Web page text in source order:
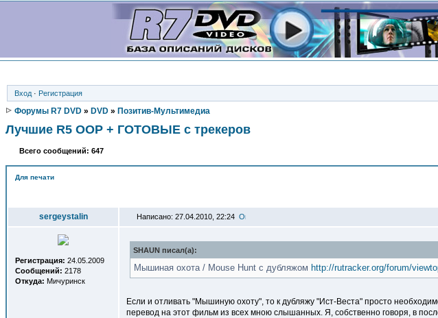
Вход · Регистрация
Форумы R7 DVD » DVD » Позитив-Мультимедиа
Лучшие R5 OOP + ГОТОВЫЕ с трекеров
Всего сообщений: 647
Для печати
sergeystalin Написано: 27.04.2010, 22:24
Регистрация: 24.05.2009
Сообщений: 2178
Откуда: Мичуринск
SHAUN писал(a):
Мышиная охота / Mouse Hunt с дубляжом http://rutracker.org/forum/
Если и отливать "Мышиную охоту", то к дубляжу "Ист-Веста" просто
перевод на этот фильм из всех мною слышанных. Я, собственно говоря, в